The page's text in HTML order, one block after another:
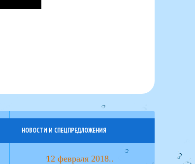
НОВОСТИ И СПЕЦПРЕДЛОЖЕНИЯ
12 февраля 2018..